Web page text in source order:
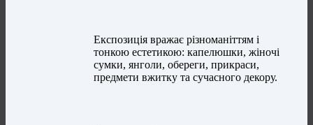
Експозиція вражає різноманіттям і
тонкою естетикою: капелюшки, жіночі
сумки, янголи, обереги, прикраси,
предмети вжитку та сучасного декору.